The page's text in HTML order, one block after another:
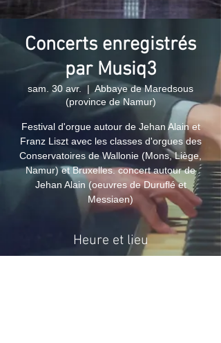
Concerts enregistrés
par Musiq3
sam. 30 avr.
  |
Abbaye de Maredsous
(province de Namur)
Festival d'orgue autour de Jehan Alain et
Franz Liszt avec les classes d'orgues des
Conservatoires de Wallonie (Mons, Liège,
Namur) et Bruxelles. concert autour de
Jehan Alain (oeuvres de Duruflé et
Messiaen)
Heure et lieu